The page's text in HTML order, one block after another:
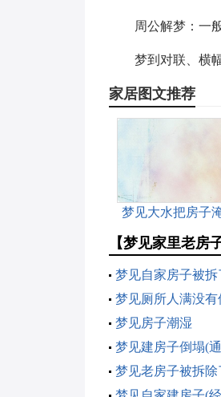
周公解梦：一
梦到对联、横
家居图文推荐
梦见大水把房子
【梦见家里老房
梦见自家房子被拆
梦见厕所人满没
梦见房子潮湿
梦见建房子倒塌(
梦见老房子被拆除